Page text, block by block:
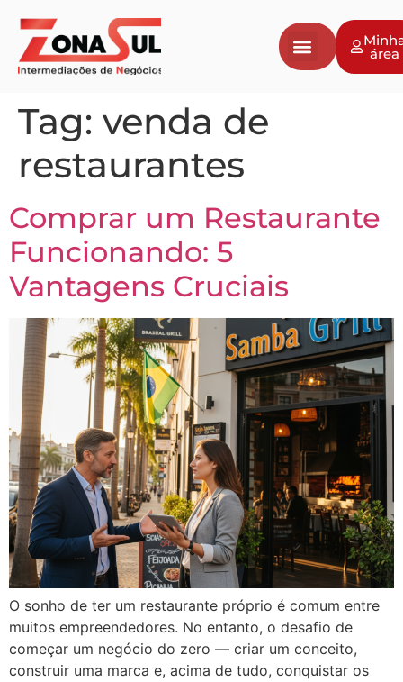
área
Tag: venda de
restaurantes
Comprar um Restaurante
Funcionando: 5
Vantagens Cruciais
O sonho de ter um restaurante próprio é comum entre
muitos empreendedores. No entanto, o desafio de
começar um negócio do zero — criar um conceito,
construir uma marca e, acima de tudo, conquistar os